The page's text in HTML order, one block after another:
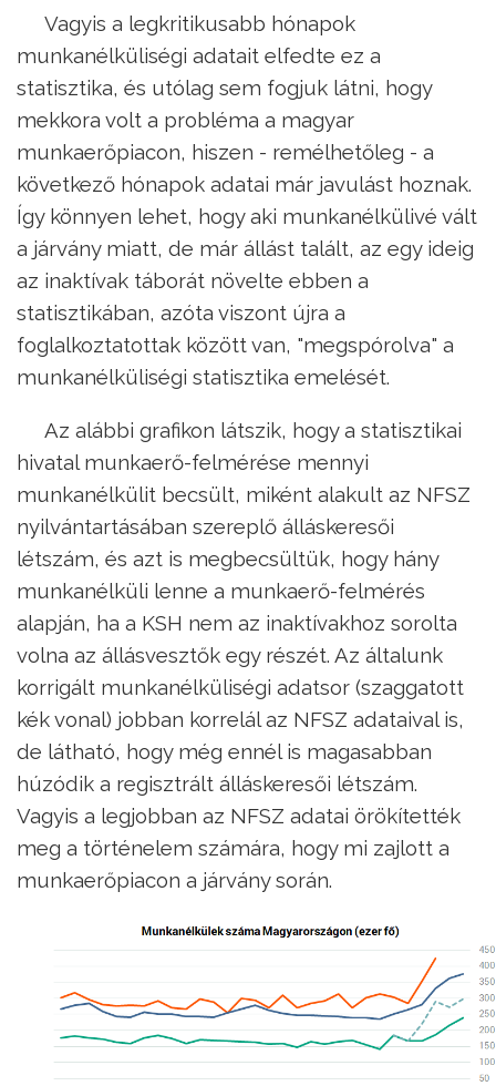
Vagyis a legkritikusabb hónapok
munkanélküliségi adatait elfedte ez a
statisztika, és utólag sem fogjuk látni, hogy
mekkora volt a probléma a magyar
munkaerőpiacon, hiszen - remélhetőleg - a
következő hónapok adatai már javulást hoznak.
Így könnyen lehet, hogy aki munkanélkülivé vált
a járvány miatt, de már állást talált, az egy ideig
az inaktívak táborát növelte ebben a
statisztikában, azóta viszont újra a
foglalkoztatottak között van, "megspórolva" a
munkanélküliségi statisztika emelését.
Az alábbi grafikon látszik, hogy a statisztikai
hivatal munkaerő-felmérése mennyi
munkanélkülit becsült, miként alakult az NFSZ
nyilvántartásában szereplő álláskeresői
létszám, és azt is megbecsültük, hogy hány
munkanélküli lenne a munkaerő-felmérés
alapján, ha a KSH nem az inaktívakhoz sorolta
volna az állásvesztők egy részét. Az általunk
korrigált munkanélküliségi adatsor (szaggatott
kék vonal) jobban korrelál az NFSZ adataival is,
de látható, hogy még ennél is magasabban
húzódik a regisztrált álláskeresői létszám.
Vagyis a legjobban az NFSZ adatai örökítették
meg a történelem számára, hogy mi zajlott a
munkaerőpiacon a járvány során.